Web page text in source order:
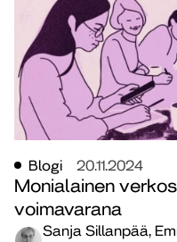
Blogi 20.11.2024
Monialainen
voimavarana
Sanja Sillanpää,